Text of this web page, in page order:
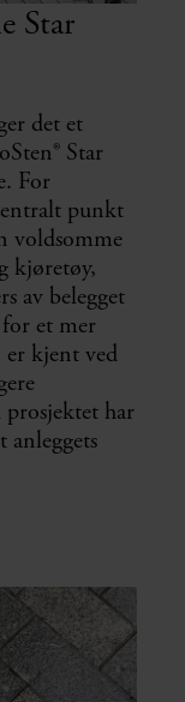
Star
det et
Star
For
punkt
voldsomme
kjøretøy,
av belegget
for et mer
er kjent ved
prosjektet har